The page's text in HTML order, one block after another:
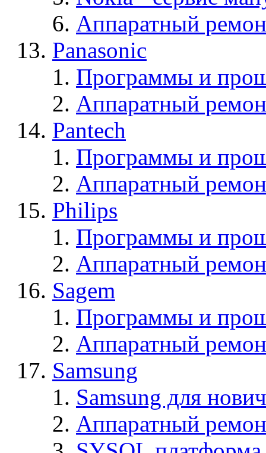
Аппаратный
Panasonic
Программы и
Аппаратный
Pantech
Программы и
Аппаратный
Philips
Программы и
Аппаратный
Sagem
Программы и
Аппаратный
Samsung
Samsung для
Аппаратный